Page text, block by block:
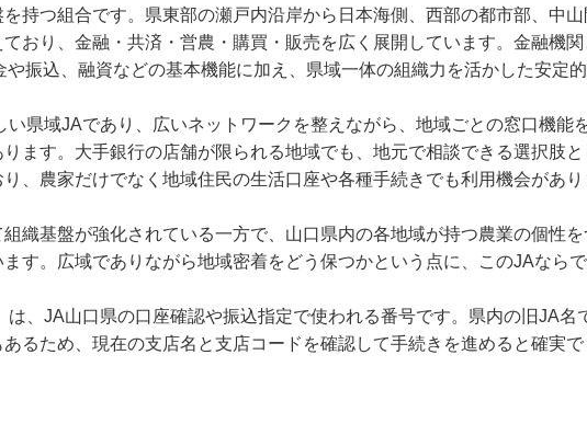
持つ組合です。県東部の瀬戸内沿岸から日本海側、西部の都市部、中山
おり、金融・共済・営農・購買・販売を広く展開しています。金融機関
や振込、融資などの基本機能に加え、県域一体の組織力を活かした安定
い県域JAであり、広いネットワークを整えながら、地域ごとの窓口機能
ます。大手銀行の店舗が限られる地域でも、地元で相談できる選択肢と
、農家だけでなく地域住民の生活口座や各種手続きでも利用機会があり
織基盤が強化されている一方で、山口県内の各地域が持つ農業の個性を
す。広域でありながら地域密着をどう保つかという点に、このJAなら
は、JA山口県の口座確認や振込指定で使われる番号です。県内の旧JA名
るため、現在の支店名と支店コードを確認して手続きを進めると確実で